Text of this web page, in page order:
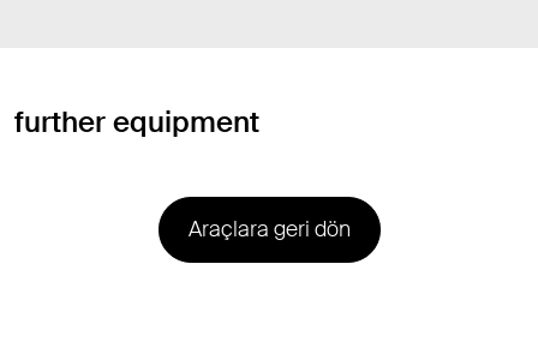
further equipment
Araçlara geri dön